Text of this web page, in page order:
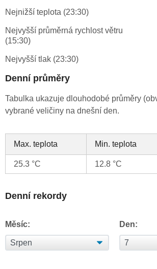
Nejnižší teplota (23:30)
Nejvyšší průměrná rychlost větru
(15:30)
Nejvyšší tlak (23:30)
Denní průměry
Tabulka ukazuje dlouhodobé průměry
vybrané veličiny na dnešní den.
Max. teplota Min. teplota
25.3 °C 12.8 °C
Denní rekordy
Měsíc: Den: